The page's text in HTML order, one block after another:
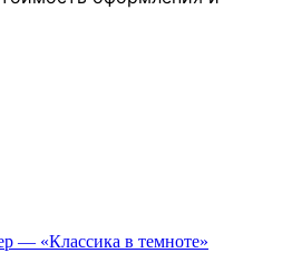
— «Классика в темноте»